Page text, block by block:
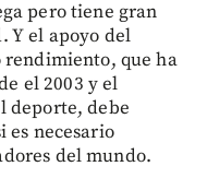
pero tiene gran
Y el apoyo del
rendimiento, que ha
el 2003 y el
deporte, debe
es necesario
del mundo.